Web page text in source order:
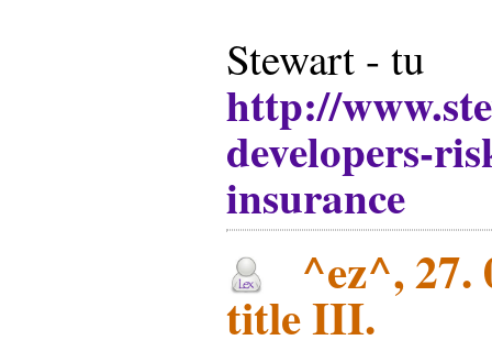
Stewart - tu
http://
developers-
insurance
^ez^, 27.
title III.